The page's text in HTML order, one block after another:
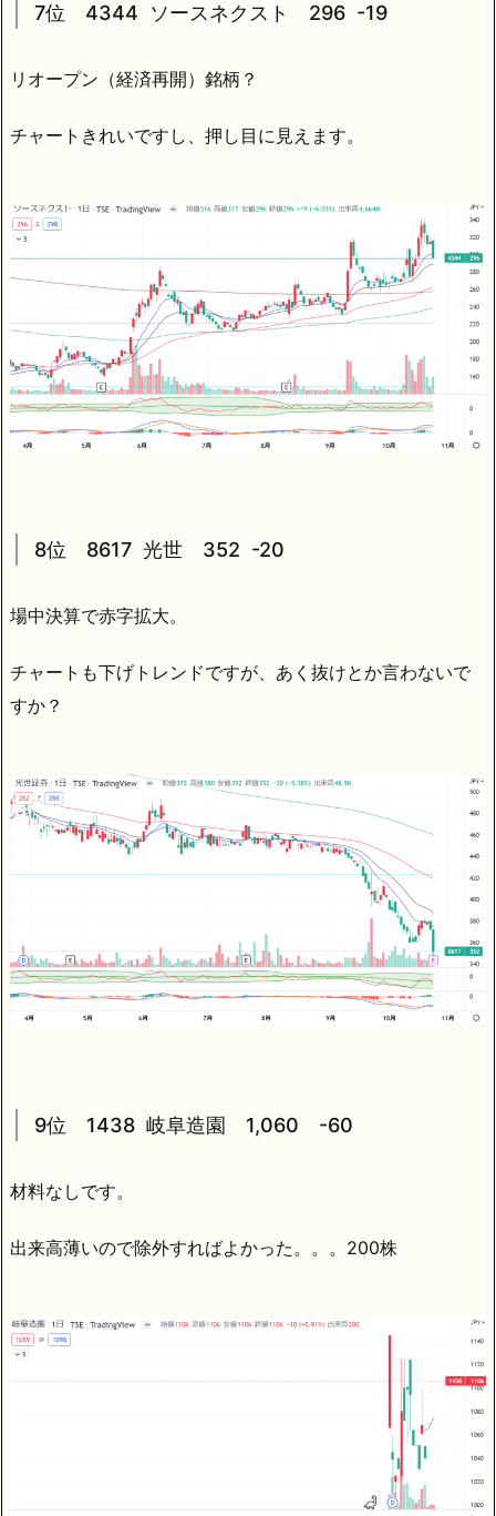
7位 4344 ソースネクスト 296 -19
リオープン（経済再開）銘柄？
チャートきれいですし、押し目に見えます。
8位 8617 光世 352 -20
場中決算で赤字拡大。
チャートも下げトレンドですが、あく抜けとか言わないで
すか？
9位 1438 岐阜造園 1,060 -60
材料なしです。
出来高薄いので除外すればよかった。。。200株